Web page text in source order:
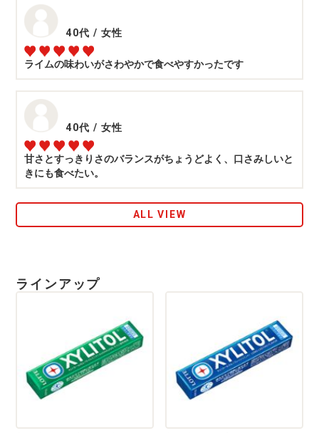
40代 / 女性
ライムの味わいがさわやかで食べやすかったです
40代 / 女性
甘さとすっきりさのバランスがちょうどよく、口さみしいと
きにも食べたい。
ALL VIEW
ラインアップ